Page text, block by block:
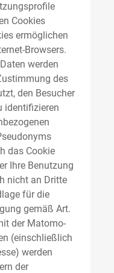
Cookies
ermöglichen
Browsers.
werden
des
den Besucher
identifizieren
das Cookie
Ihre Benutzung
nicht an Dritte
für die
gemäß Art.
der Matomo-
(einschließlich
werden
der